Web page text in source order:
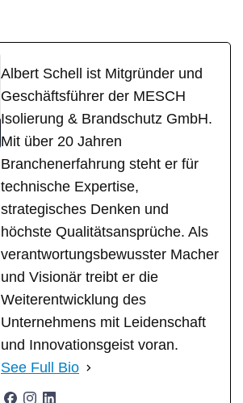
Albert Schell ist Mitgründer und
Geschäftsführer der MESCH
Isolierung & Brandschutz GmbH.
Mit über 20 Jahren
Branchenerfahrung steht er für
technische Expertise,
strategisches Denken und
höchste Qualitätsansprüche. Als
verantwortungsbewusster Macher
und Visionär treibt er die
Weiterentwicklung des
Unternehmens mit Leidenschaft
und Innovationsgeist voran.
See Full Bio